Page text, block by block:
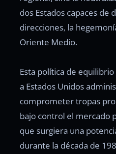
dos Estados capaces de
direcciones, la
Oriente Medio.
Esta política de
a Estados Unidos
comprometer tropas
bajo control el mercado
que surgiera una
durante la década de